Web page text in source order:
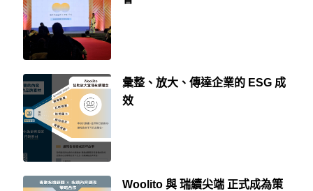
彙整、放大、傳達企業的 ESG 成
效
Woolito 與 瑞續尖端 正式成為策